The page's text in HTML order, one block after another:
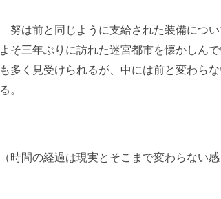
努は前と同じように支給された装備につ
よそ三年ぶりに訪れた迷宮都市を懐かしん
も多く見受けられるが、中には前と変わら
る。
（時間の経過は現実とそこまで変わらない感